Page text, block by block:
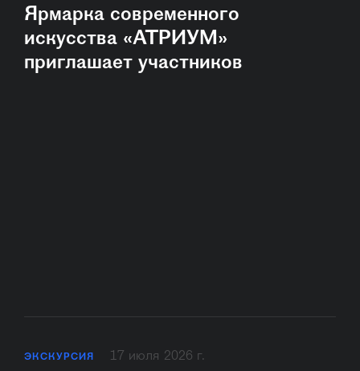
Ярмарка современного
искусства «АТРИУМ»
приглашает участников
ЭКСКУРСИЯ 17 июля 2026 г.